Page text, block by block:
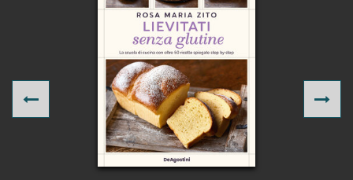
Previous